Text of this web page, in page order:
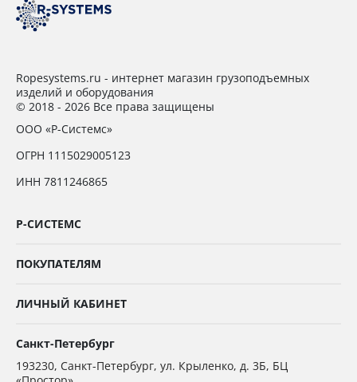
Ropesystems.ru - интернет магазин грузоподъемных
изделий и оборудования
© 2018 - 2026 Все права защищены
ООО «Р-Системс»
ОГРН 1115029005123
ИНН 7811246865
Р-СИСТЕМС
ПОКУПАТЕЛЯМ
ЛИЧНЫЙ КАБИНЕТ
Санкт-Петербург
193230, Санкт-Петербург, ул. Крыленко, д. 3Б, БЦ